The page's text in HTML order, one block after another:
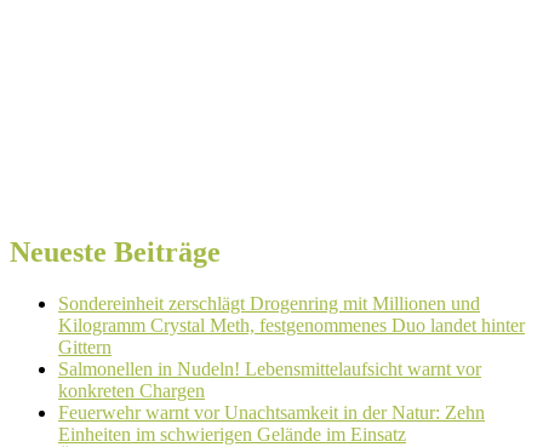
Neueste Beiträge
Sondereinheit zerschlägt Drogenring mit Millionen und
Kilogramm Crystal Meth, festgenommenes Duo landet hinter
Gittern
Salmonellen in Nudeln! Lebensmittelaufsicht warnt vor
konkreten Chargen
Feuerwehr warnt vor Unachtsamkeit in der Natur: Zehn
Einheiten im schwierigen Gelände im Einsatz